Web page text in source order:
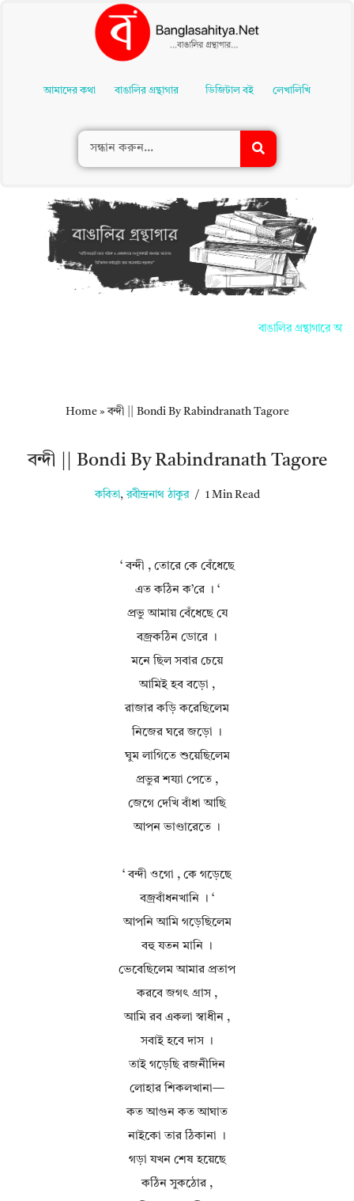
Contentআমাদের কথা বাঙালির গ্রন্থাগার ডিজিটাল বই লেখালিখি
বাঙালির গ্রন্থাগারে
Home»বন্দী || Bondi By Rabindranath Tagore
বন্দী || Bondi By Rabindranath Tagore
কবিতা, রবীন্দ্রনাথ ঠাকুর 1 Min Read
‘ বন্দী , তোরে কে বেঁধেছে
এত কঠিন ক’রে । ‘
প্রভু আমায় বেঁধেছে যে
বজ্রকঠিন ডোরে ।
মনে ছিল সবার চেয়ে
আমিই হব বড়ো ,
রাজার কড়ি করেছিলেম
নিজের ঘরে জড়ো ।
ঘুম লাগিতে শুয়েছিলেম
প্রভুর শয্যা পেতে ,
জেগে দেখি বাঁধা আছি
আপন ভাণ্ডারেতে ।
‘ বন্দী ওগো , কে গড়েছে
বজ্রবাঁধনখানি । ‘
আপনি আমি গড়েছিলেম
বহু যতন মানি ।
ভেবেছিলেম আমার প্রতাপ
করবে জগৎ গ্রাস ,
আমি রব একলা স্বাধীন ,
সবাই হবে দাস ।
তাই গড়েছি রজনীদিন
লোহার শিকলখানা—
কত আগুন কত আঘাত
নাইকো তার ঠিকানা ।
গড়া যখন শেষ হয়েছে
কঠিন সুকঠোর ,